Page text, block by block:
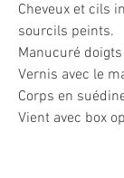
Cheveux et cils
sourcils peints.
Manucuré
Vernis avec le
Corps en
Vient avec box